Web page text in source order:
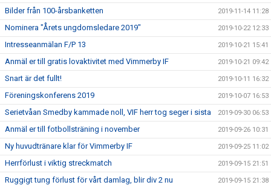
Bilder från 100-årsbanketten 2019-11-14 11:28
Nominera "Årets ungdomsledare 2019" 2019-10-22 12:33
Intresseanmälan F/P 13 2019-10-21 15:41
Anmäl er till gratis lovaktivitet med Vimmerby IF 2019-10-21 09:42
Snart är det fullt! 2019-10-11 16:32
Föreningskonferens 2019 2019-10-07 16:53
Serietvåan Smedby kammade noll, VIF herr tog seger i sista 2019-09-30 06:53
Anmäl er till fotbollsträning i november 2019-09-26 10:31
Ny huvudtränare klar för Vimmerby IF 2019-09-25 11:02
Herrförlust i viktig streckmatch 2019-09-15 21:51
Ruggigt tung förlust för vårt damlag, blir div 2 nu 2019-09-15 21:38